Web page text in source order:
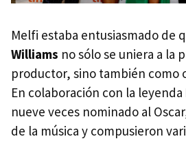
Melfi estaba entusiasmado de
Williams no sólo se uniera a la
productor, sino también como
En colaboración con la leyenda
nueve veces nominado al
de la música y compusieron